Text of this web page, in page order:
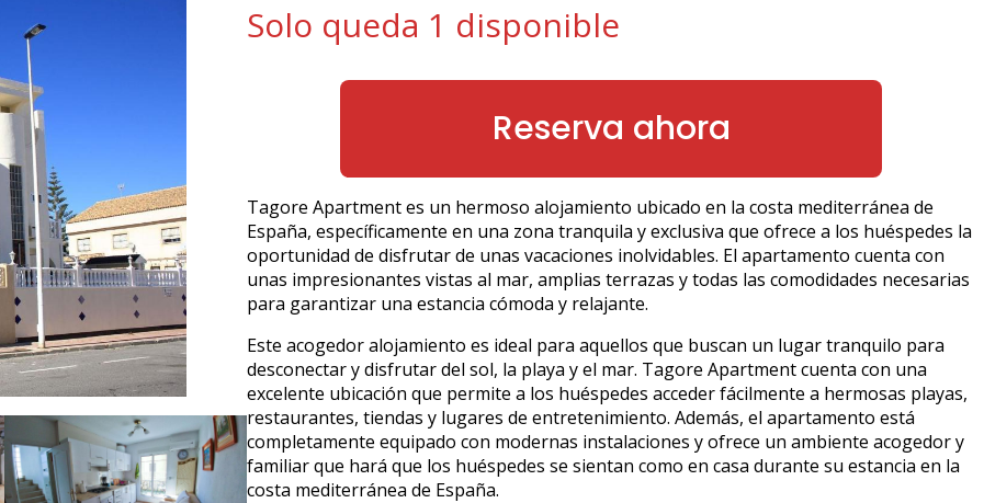
Solo queda 1 disponible
Reserva ahora
Tagore Apartment es un hermoso alojamiento ubicado en la costa mediterránea de
España, específicamente en una zona tranquila y exclusiva que ofrece a los huéspedes la
oportunidad de disfrutar de unas vacaciones inolvidables. El apartamento cuenta con
unas impresionantes vistas al mar, amplias terrazas y todas las comodidades necesarias
para garantizar una estancia cómoda y relajante.
Este acogedor alojamiento es ideal para aquellos que buscan un lugar tranquilo para
desconectar y disfrutar del sol, la playa y el mar. Tagore Apartment cuenta con una
excelente ubicación que permite a los huéspedes acceder fácilmente a hermosas playas,
restaurantes, tiendas y lugares de entretenimiento. Además, el apartamento está
completamente equipado con modernas instalaciones y ofrece un ambiente acogedor y
familiar que hará que los huéspedes se sientan como en casa durante su estancia en la
costa mediterránea de España.